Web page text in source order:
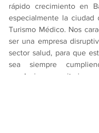
rápido crecimiento en
especialmente la ciudad
Turismo Médico. Nos
ser una empresa
sector salud, para que
sea siempre
regulaciones sanitarias